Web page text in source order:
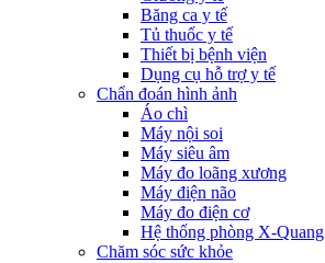
Băng ca y tế
Tủ thuốc y tế
Thiết bị bệnh viện
Dụng cụ hỗ trợ y tế
Chẩn đoán hình ảnh
Áo chì
Máy nội soi
Máy siêu âm
Máy đo loãng xương
Máy điện não
Máy đo điện cơ
Hệ thống phòng X-Quang
Chăm sóc sức khỏe